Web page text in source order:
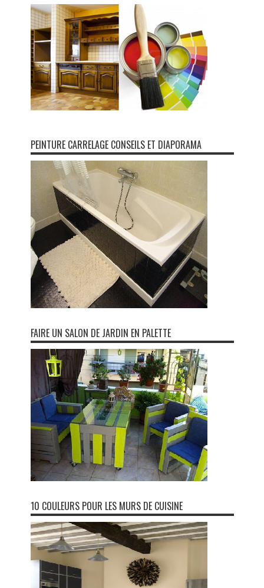
PEINTURE CARRELAGE CONSEILS ET DIAPORAMA
FAIRE UN SALON DE JARDIN EN PALETTE
10 COULEURS POUR LES MURS DE CUISINE